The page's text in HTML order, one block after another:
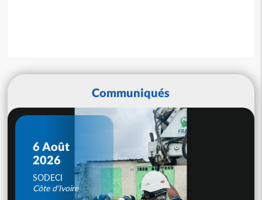
Communiqués
6 Août
2026
SODECI
Côte d'Ivoire